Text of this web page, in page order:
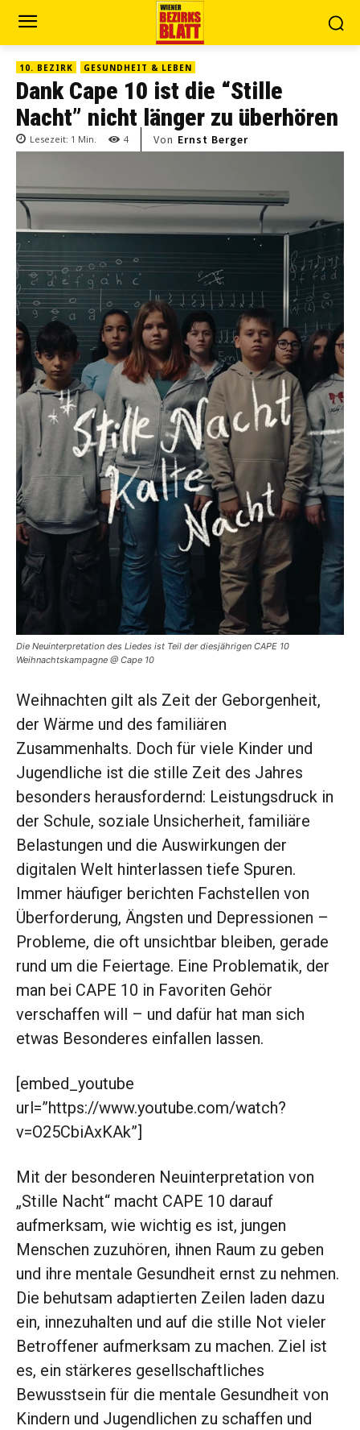
10. BEZIRK GESUNDHEIT & LEBEN
Dank Cape 10 ist die “Stille
Nacht” nicht länger zu überhören
Lesezeit: 1 Min. 4 Von Ernst Berger
Die Neuinterpretation des Liedes ist Teil der diesjährigen CAPE 10
Weihnachtskampagne @ Cape 10
Weihnachten gilt als Zeit der Geborgenheit,
der Wärme und des familiären
Zusammenhalts. Doch für viele Kinder und
Jugendliche ist die stille Zeit des Jahres
besonders herausfordernd: Leistungsdruck in
der Schule, soziale Unsicherheit, familiäre
Belastungen und die Auswirkungen der
digitalen Welt hinterlassen tiefe Spuren.
Immer häufiger berichten Fachstellen von
Überforderung, Ängsten und Depressionen –
Probleme, die oft unsichtbar bleiben, gerade
rund um die Feiertage. Eine Problematik, der
man bei CAPE 10 in Favoriten Gehör
verschaffen will – und dafür hat man sich
etwas Besonderes einfallen lassen.
[embed_youtube
url=”https://www.youtube.com/watch?
v=O25CbiAxKAk”]
Mit der besonderen Neuinterpretation von
„Stille Nacht“ macht CAPE 10 darauf
aufmerksam, wie wichtig es ist, jungen
Menschen zuzuhören, ihnen Raum zu geben
und ihre mentale Gesundheit ernst zu nehmen.
Die behutsam adaptierten Zeilen laden dazu
ein, innezuhalten und auf die stille Not vieler
Betroffener aufmerksam zu machen. Ziel ist
es, ein stärkeres gesellschaftliches
Bewusstsein für die mentale Gesundheit von
Kindern und Jugendlichen zu schaffen und